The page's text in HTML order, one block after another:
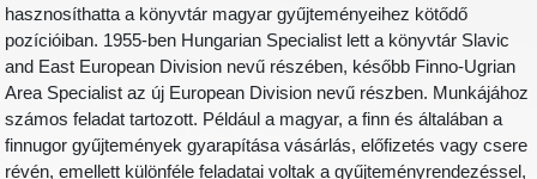
hasznosíthatta a könyvtár magyar gyűjteményeihez kötődő
pozícióiban. 1955-ben Hungarian Specialist lett a könyvtár Slavic
and East European Division nevű részében, később Finno-Ugrian
Area Specialist az új European Division nevű részben. Munkájához
számos feladat tartozott. Például a magyar, a finn és általában a
finnugor gyűjtemények gyarapítása vásárlás, előfizetés vagy csere
révén, emellett különféle feladatai voltak a gyűjteményrendezéssel,